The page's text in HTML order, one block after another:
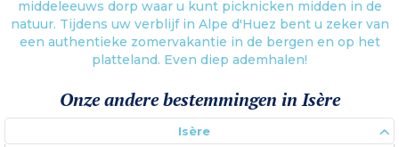
middeleeuws dorp waar u kunt picknicken midden in de
natuur. Tijdens uw verblijf in Alpe d'Huez bent u zeker van
een authentieke zomervakantie in de bergen en op het
platteland. Even diep ademhalen!
Onze andere bestemmingen in Isère
Isère